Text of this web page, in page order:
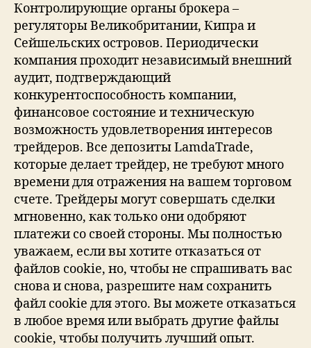
Контролирующие органы брокера –
регуляторы Великобритании, Кипра и
Сейшельских островов. Периодически
компания проходит независимый внешний
аудит, подтверждающий
конкурентоспособность компании,
финансовое состояние и техническую
возможность удовлетворения интересов
трейдеров. Все депозиты LamdaTrade,
которые делает трейдер, не требуют много
времени для отражения на вашем торговом
счете. Трейдеры могут совершать сделки
мгновенно, как только они одобряют
платежи со своей стороны. Мы полностью
уважаем, если вы хотите отказаться от
файлов cookie, но, чтобы не спрашивать вас
снова и снова, разрешите нам сохранить
файл cookie для этого. Вы можете отказаться
в любое время или выбрать другие файлы
cookie, чтобы получить лучший опыт.